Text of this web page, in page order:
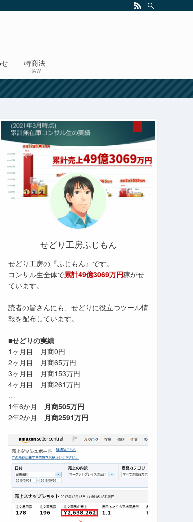
特商法
RAW
せどり工房ふじもん
せどり工房の『ふじもん』です。
コンサル生全体で累計49億3069万円稼がせ
ています。
読者の皆さんにも、せどりに役立つツール情
報を配布しています。
■せどりの実績
1ヶ月目 月商0円
2ヶ月目 月商65万円
3ヶ月目 月商153万円
4ヶ月目 月商261万円
…
1年6か月 月商505万円
2年2か月 月商2591万円